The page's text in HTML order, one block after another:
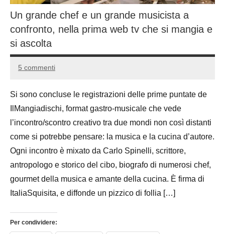
Un grande chef e un grande musicista a
confronto, nella prima web tv che si mangia e
si ascolta
31
2016
Andrea
5 commenti
Si sono concluse le registrazioni delle prime puntate de
IlMangiadischi, format gastro-musicale che vede
l’incontro/scontro creativo tra due mondi non così distanti
come si potrebbe pensare: la musica e la cucina d’autore.
Ogni incontro è mixato da Carlo Spinelli, scrittore,
antropologo e storico del cibo, biografo di numerosi chef,
gourmet della musica e amante della cucina. È firma di
ItaliaSquisita, e diffonde un pizzico di follia […]
Per condividere: